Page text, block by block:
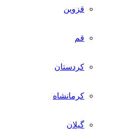
قزوین
قم
کردستان
کرمانشاه
گیلان